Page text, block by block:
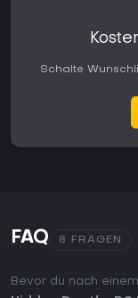
Schalte
FAQ 8 FRAGEN
Bevor du nach einem